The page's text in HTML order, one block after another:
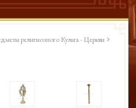
религиозного Культа - Церкви